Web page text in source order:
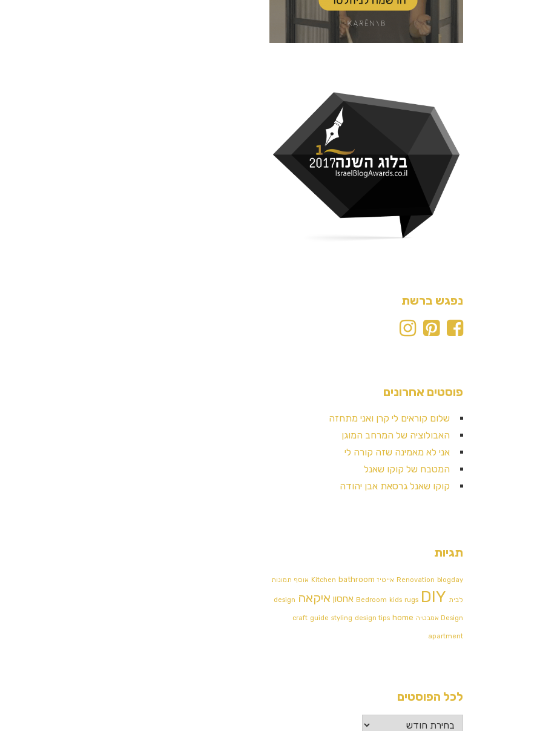
נפגש ברשת
פוסטים אחרונים
שלום קוראים לי קרן ואני מתחזה
האבולוציה של המרחב המוגן
אני לא מאמינה שזה קורה לי
המטבח של קוקו שאנל
קוקו שאנל גרסאת אבן יהודה
תגיות
Renovation blogday אייטיז Kitchen bathroom אוסף תמונות
לבית Bedroom kids rugs DIY אחסון איקאה design
Design אמבטיה craft guide styling design tips home
apartment
לכל הפוסטים
לכל